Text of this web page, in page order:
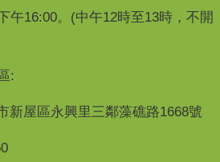
午16:00。(中午12時至13時，不開
:
屋區永興里三鄰藻礁路1668號